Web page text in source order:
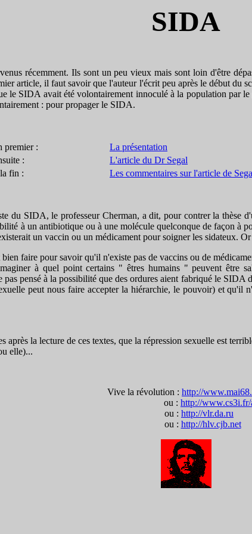
SIDA
Ils sont un peu vieux mais sont loin d'être
article, il faut savoir que l'auteur l'écrit peu après le début du
le SIDA avait été volontairement innoculé à la population par
: pour propager le SIDA.
premier :
La présentation
:
L'article du Dr Segal
fin :
Les commentaires sur l'article de
SIDA, le professeur Cherman, a dit, pour contrer la thèse
à un antibiotique ou à une molécule quelconque de façon
un vaccin ou un médicament pour soigner les sidateux.
faire pour savoir qu'il n'existe pas de vaccins ou de
à quel point certains " êtres humains " peuvent être
pensé à la possibilité que des ordures aient fabriqué le
peut nous faire accepter la hiérarchie, le pouvoir) et
après la lecture de ces textes, que la répression sexuelle est
elle)...
Vive la révolution : http://
ou : http://www.cs3i.fr/
ou : http://vlr.da.ru
ou : http://hlv.cjb.net